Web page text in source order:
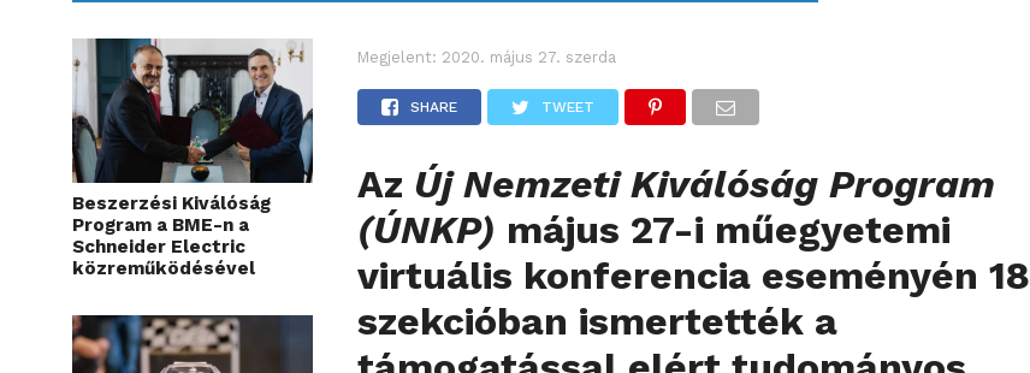
Beszerzési Kiválóság
Program a BME-n a
Schneider Electric
közreműködésével
Megjelent: 2020. május 27. szerda
SHARE TWEET
Az Új Nemzeti Kiválóság Program
(ÚNKP) május 27-i műegyetemi
virtuális konferencia eseményén 18
szekcióban ismertették a